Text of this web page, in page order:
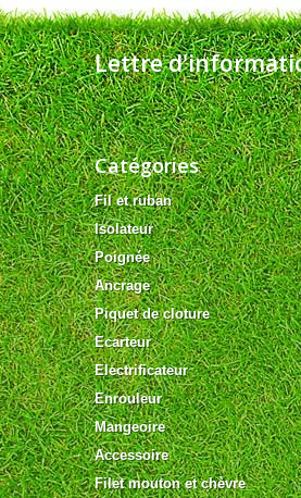
Lettre
Catégories
Fil et ruban
Isolateur
Poignée
Ancrage
Piquet de cloture
Ecarteur
Electrificateur
Enrouleur
Mangeoire
Accessoire
Filet mouton et chèvre